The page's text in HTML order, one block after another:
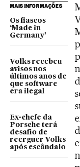
MAIS INFORMAÇÕES
Os fiascos
‘Made in
Germany’
Volks recebeu
avisos nos
últimos anos de
que software
era ilegal
Ex-chefe da
Porsche terá
desafio de
reerguer Volks
após escândalo